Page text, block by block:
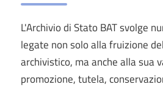
L'Archivio di Stato BAT svolge
legate non solo alla fruizione
archivistico, ma anche alla sua
promozione, tutela,